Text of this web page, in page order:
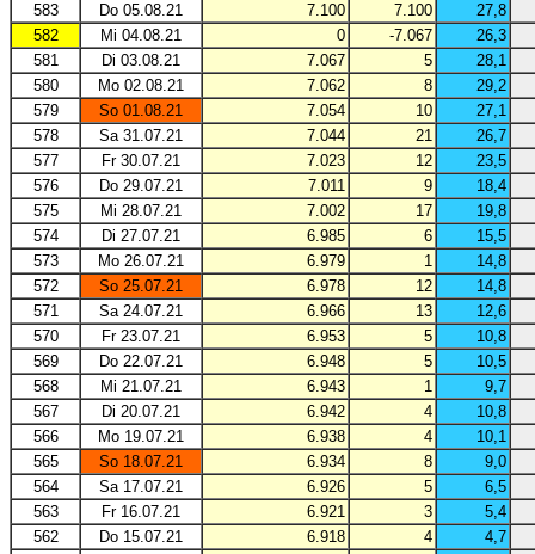
583
Do 05.08.21 7.100 7.100
27,8
582
Mi 04.08.21 0 -7.067
26,3
581
Di 03.08.21 7.067 5
28,1
580
Mo 02.08.21 7.062 8
29,2
579
So 01.08.21 7.054 10
27,1
578
Sa 31.07.21 7.044 21
26,7
577
Fr 30.07.21 7.023 12
23,5
576
Do 29.07.21 7.011 9
18,4
575
Mi 28.07.21 7.002 17
19,8
574
Di 27.07.21 6.985 6
15,5
573
Mo 26.07.21 6.979 1
14,8
572
So 25.07.21 6.978 12
14,8
571
Sa 24.07.21 6.966 13
12,6
570
Fr 23.07.21 6.953 5
10,8
569
Do 22.07.21 6.948 5
10,5
568
Mi 21.07.21 6.943 1
9,7
567
Di 20.07.21 6.942 4
10,8
566
Mo 19.07.21 6.938 4
10,1
565
So 18.07.21 6.934 8
9,0
564
Sa 17.07.21 6.926 5
6,5
563
Fr 16.07.21 6.921 3
5,4
562
Do 15.07.21 6.918 4
4,7